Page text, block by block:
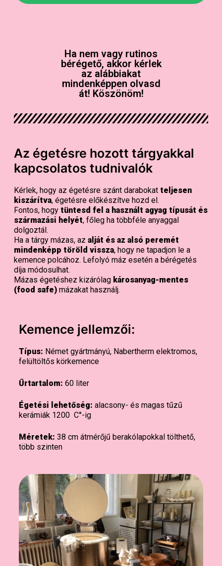
Ha nem vagy rutinos
bérégető, akkor kérlek
az alábbiakat
mindenképpen olvasd
át! Köszönöm!
Az égetésre hozott tárgyakkal
kapcsolatos tudnivalók
Kérlek, hogy az égetésre szánt darabokat teljesen
kiszárítva, égetésre előkészítve hozd el.
Fontos, hogy tüntesd fel a használt agyag típusát és
származási helyét, főleg ha többféle anyaggal
dolgoztál.
Ha a tárgy mázas, az alját és az alsó peremét
mindenképp töröld vissza, hogy ne tapadjon le a
kemence polcához. Lefolyó máz esetén a bérégetés
díja módosulhat.
Mázas égetéshez kizárólag károsanyag-mentes
(food safe)mázakat használj.
Kemence jellemzői:
Típus: Német gyártmányú, Nabertherm elektromos,
felültöltős körkemence
Űrtartalom: 60 liter
Égetési lehetőség: alacsony- és magas tűzű
kerámiák 1200 C°-ig
Méretek: 38 cm átmérőjű berakólapokkal tölthető,
több szinten